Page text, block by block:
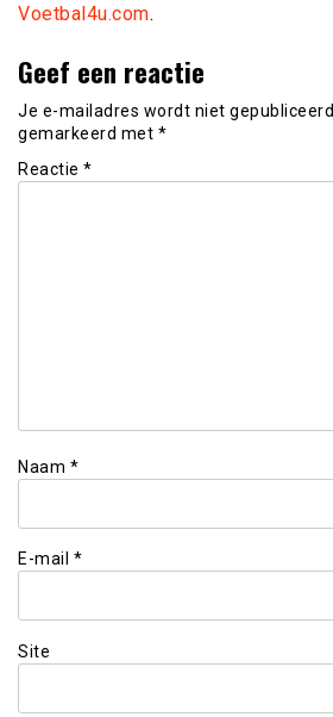
Voetbal4u.com.
Geef een reactie
Je e-mailadres wordt niet gepubliceerd.
gemarkeerd met *
Reactie *
Naam *
E-mail *
Site